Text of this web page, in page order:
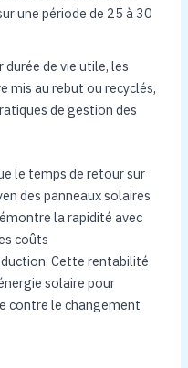
une période de 25 à 30
durée de vie utile, les
mis au rebut ou recyclés,
de gestion des
le temps de retour sur
des panneaux solaires
la rapidité avec
coûts
Cette rentabilité
solaire pour
contre le changement